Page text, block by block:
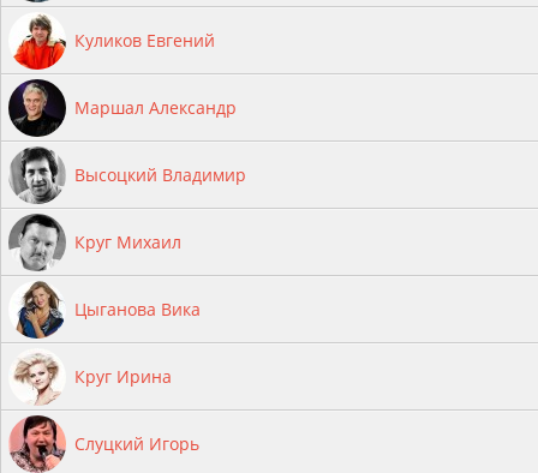
Куликов Евгений
Маршал Александр
Высоцкий Владимир
Круг Михаил
Цыганова Вика
Круг Ирина
Слуцкий Игорь